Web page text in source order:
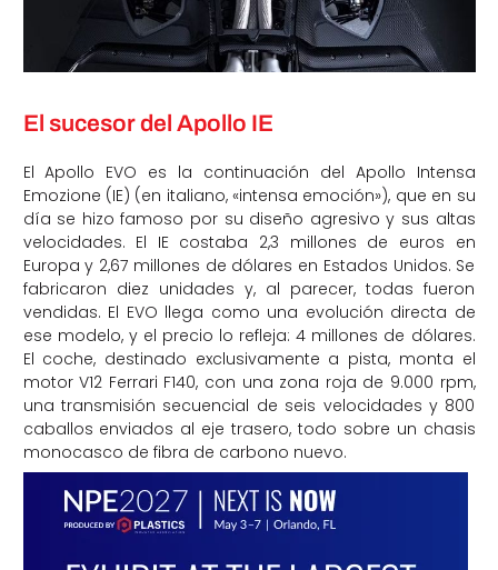
El sucesor del Apollo IE
El Apollo EVO es la continuación del Apollo Intensa
Emozione (IE) (en italiano, «intensa emoción»), que en su
día se hizo famoso por su diseño agresivo y sus altas
velocidades. El IE costaba 2,3 millones de euros en
Europa y 2,67 millones de dólares en Estados Unidos. Se
fabricaron diez unidades y, al parecer, todas fueron
vendidas. El EVO llega como una evolución directa de
ese modelo, y el precio lo refleja: 4 millones de dólares.
El coche, destinado exclusivamente a pista, monta el
motor V12 Ferrari F140, con una zona roja de 9.000 rpm,
una transmisión secuencial de seis velocidades y 800
caballos enviados al eje trasero, todo sobre un chasis
monocasco de fibra de carbono nuevo.